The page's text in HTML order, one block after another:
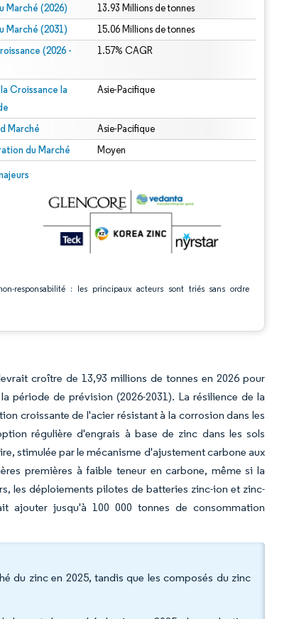
Marché (2026) 13.93 Millions de tonnes
Marché (2031) 15.06 Millions de tonnes
(2026 -
1.57% CAGR
Croissance la
Asie-Pacifique
Marché Asie-Pacifique
du Marché Moyen
responsabilité : les principaux acteurs sont triés sans ordre
Intelligence. La réutilisation nécessite une attribution sous CC BY 4.0.
sous CC BY 4.0.
croître de 13,93 millions de tonnes en 2026 pour
période de prévision (2026-2031). La résilience de la
croissante de l'acier résistant à la corrosion dans les
régulière d'engrais à base de zinc dans les sols
stimulée par le mécanisme d'ajustement carbone aux
premières à faible teneur en carbone, même si la
les déploiements pilotes de batteries zinc-ion et zinc-
ajouter jusqu'à 100 000 tonnes de consommation
du zinc en 2025, tandis que les composés du zinc